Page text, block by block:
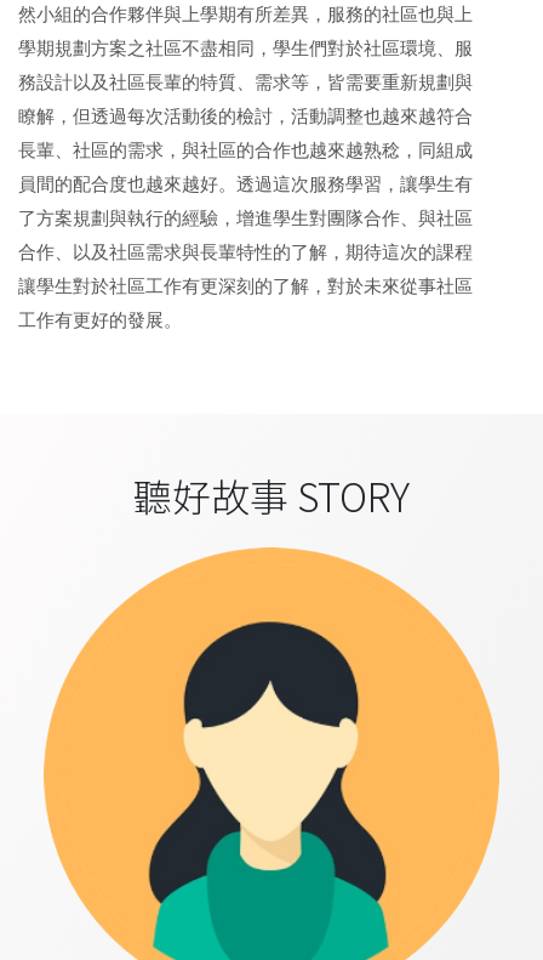
然小組的合作夥伴與上學期有所差異，服務的社區也與上
學期規劃方案之社區不盡相同，學生們對於社區環境、服
務設計以及社區長輩的特質、需求等，皆需要重新規劃與
瞭解，但透過每次活動後的檢討，活動調整也越來越符合
長輩、社區的需求，與社區的合作也越來越熟稔，同組成
員間的配合度也越來越好。透過這次服務學習，讓學生有
了方案規劃與執行的經驗，增進學生對團隊合作、與社區
合作、以及社區需求與長輩特性的了解，期待這次的課程
讓學生對於社區工作有更深刻的了解，對於未來從事社區
工作有更好的發展。
聽好故事 STORY